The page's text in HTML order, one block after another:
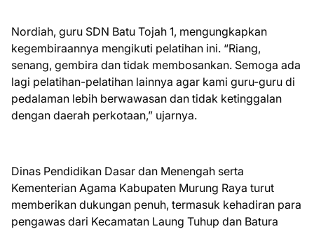
Nordiah, guru SDN Batu Tojah 1, mengungkapkan
kegembiraannya mengikuti pelatihan ini. “Riang,
senang, gembira dan tidak membosankan. Semoga ada
lagi pelatihan-pelatihan lainnya agar kami guru-guru di
pedalaman lebih berwawasan dan tidak ketinggalan
dengan daerah perkotaan,” ujarnya.
Dinas Pendidikan Dasar dan Menengah serta
Kementerian Agama Kabupaten Murung Raya turut
memberikan dukungan penuh, termasuk kehadiran para
pengawas dari Kecamatan Laung Tuhup dan Batura